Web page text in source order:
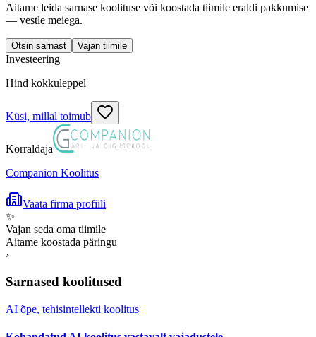
Aitame leida sarnase koolituse või koostada tiimile eraldi pakkumise
— vestle meiega.
Otsin sarnast Vajan tiimile
Investeering
Hind kokkuleppel
Küsi, millal toimub
Korraldaja
Companion Koolitus
Vaata firma profiili
✨
Vajan seda oma tiimile
Aitame koostada päringu
›
Sarnased koolitused
AI õpe, tehisintellekti koolitus